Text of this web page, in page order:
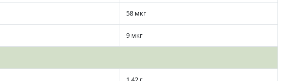
58 мкг
9 мкг